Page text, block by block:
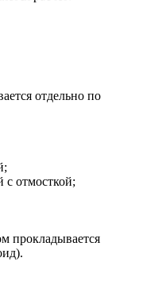
отдельно по
отмосткой;
прокладывается